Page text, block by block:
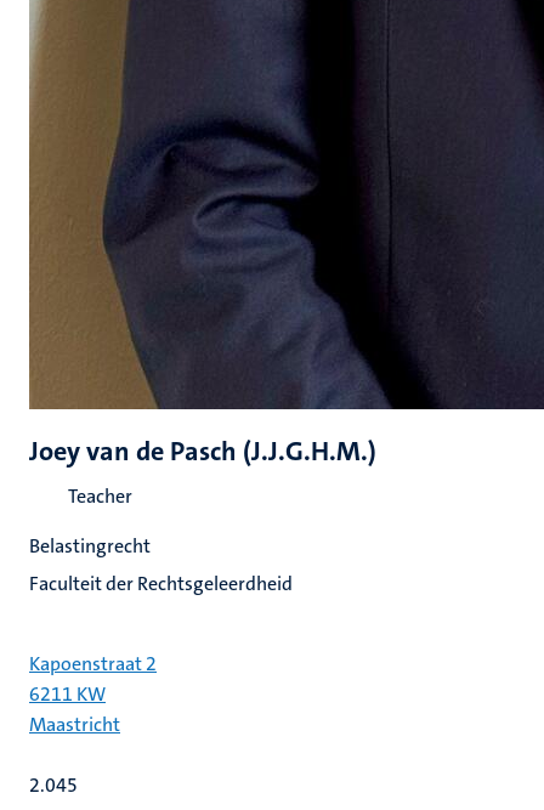
Joey van de Pasch (J.J.G.H.M.)
Teacher
Belastingrecht
Faculteit der Rechtsgeleerdheid
Kapoenstraat 2
6211 KW
Maastricht
2.045